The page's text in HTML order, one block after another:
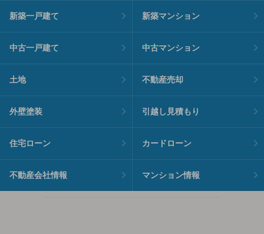
新築一戸建て 新築マンション
中古一戸建て 中古マンション
土地 不動産売却
外壁塗装 引越し見積もり
住宅ローン カードローン
不動産会社情報 マンション情報